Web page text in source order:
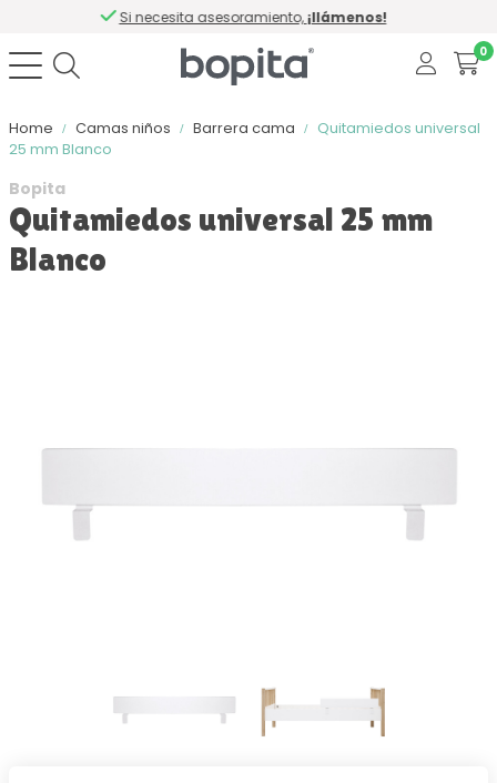
Si necesita asesoramiento,¡llámenos!
0
Home Camas niños Barrera cama
Quitamiedos universal
25 mm Blanco
Bopita
Quitamiedos universal 25 mm
Blanco